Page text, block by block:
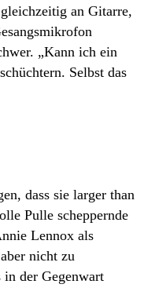
an Gitarre,
„Kann ich ein
Selbst das
dass sie larger than
Pulle scheppernde
Lennox als
nicht zu
in der Gegenwart